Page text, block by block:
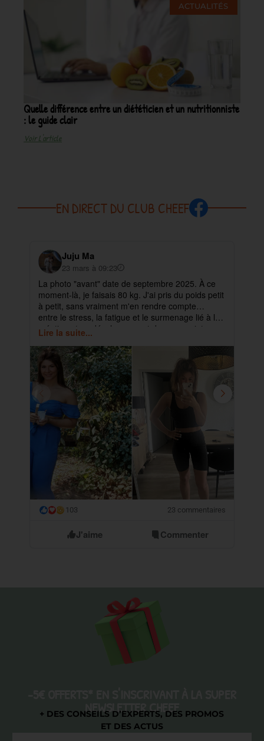
ACTUALITÉS
Quelle différence entre un diététicien et un nutritionniste
: le guide clair
Voir L'article
EN DIRECT DU CLUB CHEEF
Juju Ma
23 mars à 09:23
La photo "avant" date de septembre 2025. À ce
moment-là, je faisais 80 kg. J'ai pris du poids petit
à petit, sans vraiment m'en rendre compte…
entre le stress, la fatigue et le surmenage lié à la
création et au développement de mes projets.
Lire la suite...
😮 103 23 commentaires
J'aime Commenter
NEWSLETTER CHEEF
+ DES CONSEILS D’EXPERTS, DES PROMOS
ET DES ACTUS